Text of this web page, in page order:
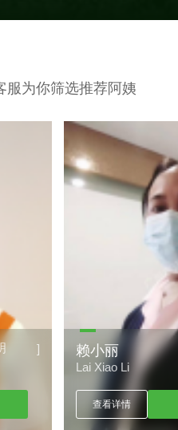
服为你筛选推荐阿姨
] 赖小丽
Lai Xiao Li
查看详情